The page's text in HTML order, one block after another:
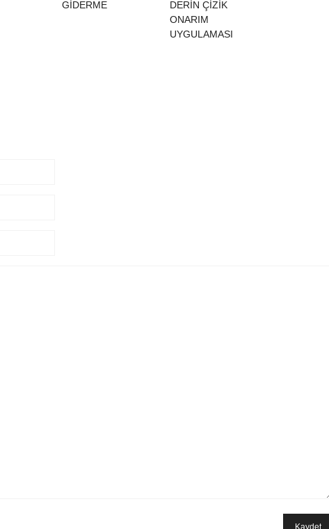
GİDERME
DERIN ÇIZIK
ONARIM
UYGULAMASI